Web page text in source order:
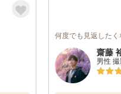
何度でも見返した
齋藤
男性